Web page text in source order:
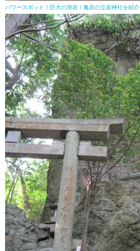
パワースポット！巨大の溶岩！亀岩の立岩神社を紹介